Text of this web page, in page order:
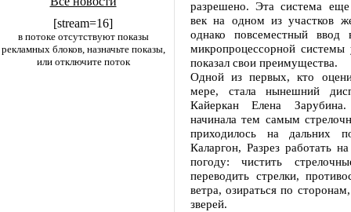
[stream=16]
в потоке отсутствуют показы
рекламных блоков, назначьте показы,
или отключите поток
разрешено. Эта система
век на одном из участков
однако повсеместный ввод
микропроцессорной системы
показал свои преимущества.
Одной из первых, кто
мере, стала нынешний
Кайеркан Елена
начинала тем самым
приходилось на дальних
Каларгон, Разрез работать
погоду: чистить
переводить стрелки,
ветра, озираться по
зверей.